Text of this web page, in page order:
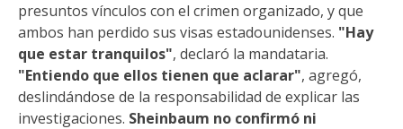
presuntos vínculos con el crimen organizado, y que
ambos han perdido sus visas estadounidenses. "Hay
que estar tranquilos", declaró la mandataria.
"Entiendo que ellos tienen que aclarar", agregó,
deslindándose de la responsabilidad de explicar las
investigaciones. Sheinbaum no confirmó ni